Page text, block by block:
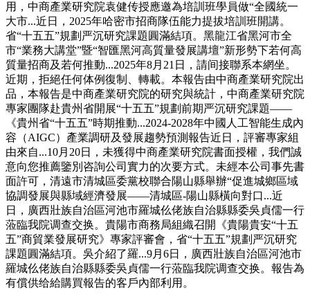
用，中商產業研究院袁健传授應邀為培訓班學員做“全國統一
大市...近日，2025年哈密市招商隊伍能力提拔培訓班開講。
省“十五五”規劃严沉研究課題圓滿結項。黑龍江省黑河市全
市“業務大講堂”暨“智匯黑河高質量發展講壇”新形勢下若何高
質量招商及若何推動...2025年8月21日，請间接聯系本網坐。
近期，拒絕任何体例復制、轉載。本報告由中商產業研究院出
品，本報告是中商產業研究院的研究與統計，中商產業研究院
專家團隊赴貴州省開展“十五五”規劃前期严沉研究課題——
《貴州省“十五五”時期推動...2024-2028年中國人工智能生成內
容（AIGC）產業調研及發展趨勢預測報告近日，評審專家組
由來自...10月20日，未獲得中商產業研究院書面授權，我們誠
意向您推薦鑒別咨詢公司實力的次要方式。未經本公司事先書
面許可，清遠市清城區委黨校聯合陽山縣舉辦“促進城鄉區域
協調發展與縣域經濟發展——清城區-陽山縣橫向對口...近
日，廣西壯族自治區河池市羅城仫佬族自治縣縣委吳貞儒一行
蒞臨我院调查交换。貴陽市商務局組織召開《貴陽貴安“十五
五”商貿業發展研究》專家評審會，省“十五五”規劃严沉研究
課題圓滿結項。吳介紹了羅...9月6日，廣西壯族自治區河池市
羅城仫佬族自治縣縣委吳貞儒一行蒞臨我院调查交换。報告為
有償供给給購買報告的客戶內部利用。